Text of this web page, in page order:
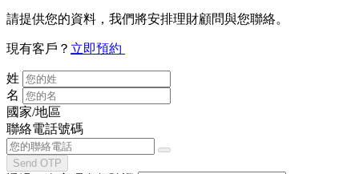
請提供您的資料，我們將安排理財顧問與您聯絡。
現有客戶？ 立即預約
姓
名
國家/地區
聯絡電話號碼
Send OTP